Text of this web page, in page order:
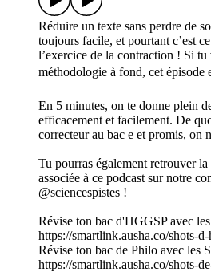
Réduire un texte sans perdre de
toujours facile, et pourtant c’est
l’exercice de la contraction ! Si tu
méthodologie à fond, cet
En 5 minutes, on te donne plein
efficacement et facilement. De
correcteur au bac e et promis, on
Tu pourras également retrouver
associée à ce podcast sur notre
@sciencespistes !
Révise ton bac d'HGGSP avec
https://smartlink.ausha.co/shots-
Révise ton bac de Philo avec les
https://smartlink.ausha.co/shots-